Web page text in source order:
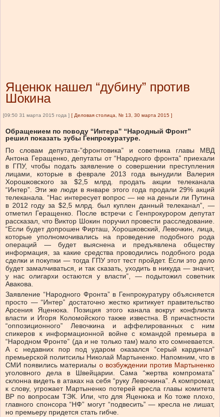
Яценюк нашел “дубину” против
Шокина
[09:50 31 марта 2015 года ] [ Деловая столица, № 13, 30 марта 2015 ]
Обращением по поводу “Интера” “Народный Фронт”
решил показать зубы Генпрокуратуре.
По словам депутата-”фронтовика” и советника главы МВД
Антона Геращенко, депутаты от “Народного фронта” приехали
в ГПУ, чтобы подать заявление о совершении преступления
лицами, которые в феврале 2013 года вынудили Валерия
Хорошковского за $2,5 млрд. продать акции телеканала
“Интер”. Эти же люди в январе этого года продали 29% акций
телеканала. “Нас интересует вопрос — не на деньги ли Путина
в 2012 году за $2,5 млрд. был куплен данный телеканал”, —
отметил Геращенко. После встречи с Генпрокурором депутат
рассказал, что Виктор Шокин поручил провести расследование.
“Если будет допрошен Фирташ, Хорошковский, Левочкин, лица,
которые уполномочивались на проведение подобного рода
операций — будет выяснена и предъявлена обществу
информация, за какие средства проводились подобного рода
сделки и покупки — тогда ГПУ этот тест пройдет. Если это дело
будет замалчиваться, и так сказать, уходить в никуда — значит,
у нас олигархи остаются у власти”, — подытожил советник
Авакова.
Заявление “Народного Фронта” в Генпрокуратуру объясняется
просто — “Интер” достаточно жестко критикует правительство
Арсения Яценюка. Позиция этого канала вокруг конфликта
власти и Игоря Коломойского также известна. В причастности
“оппозиционного” Левочкина и аффелированных с ним
спикеров к информационной войне с командой премьера в
“Народном Фронте” (да и не только там) мало кто сомневается.
А с недавних пор под ударом оказался “серый кардинал”
премьерской политсилы Николай Мартыненко. Напомним, что в
СМИ появились материалы о возбуждении против Мартыненко
уголовного дела в Швейцарии. Сама “жертва компромата”
склонна видеть в атаках на себя “руку Левочкина”. А компромат,
к слову, угрожает Мартыненко потерей кресла главы комитета
ВР по вопросам ТЭК. Или, что для Яценюка и Ко тоже плохо,
главного спонсора “НФ” могут “подвесить” — кресла не лишат,
но премьеру придется стать гибче.